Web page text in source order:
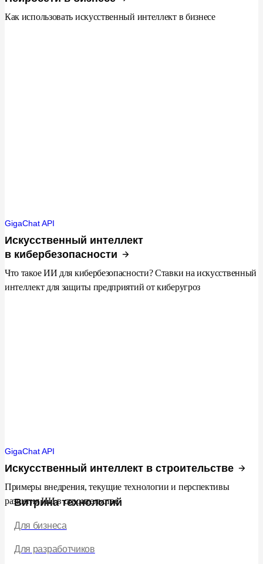
Как использовать искусственный интеллект в бизнесе
GigaChat API
Искусственный интеллект
в кибербезопасности
Что такое ИИ для кибербезопасности? Ставки на искусственный
интеллект для защиты предприятий от киберугроз
GigaChat API
Искусственный интеллект в строительстве
Примеры внедрения, текущие технологии и перспективы
развития ИИ в строительстве
Витрина технологий
Для бизнеса
Для разработчиков